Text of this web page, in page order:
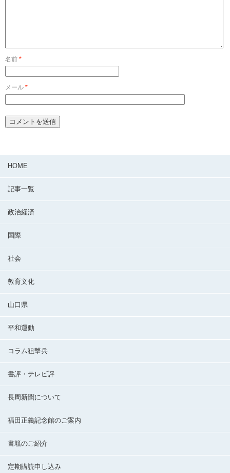
名前 *
メール *
HOME
記事一覧
政治経済
国際
社会
教育文化
山口県
平和運動
コラム狙撃兵
書評・テレビ評
長周新聞について
福田正義記念館のご案内
書籍のご紹介
定期購読申し込み